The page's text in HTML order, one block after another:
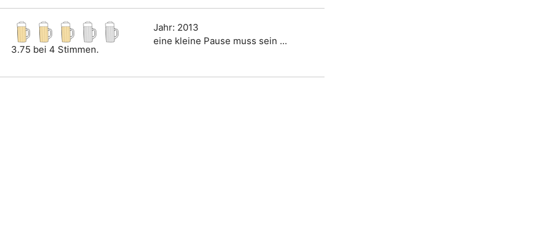
3.75 bei 4 Stimmen.
Jahr: 2013
eine kleine Pause muss sein ...